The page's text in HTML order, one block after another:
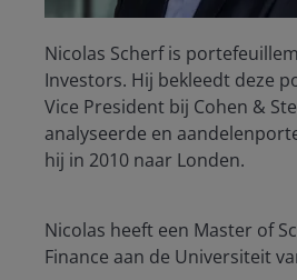
Nicolas Scherf is
Investors. Hij bekleedt deze
Vice President bij Cohen &
analyseerde en
hij in 2010 naar Londen.
Nicolas heeft een Master of
Finance aan de Universiteit